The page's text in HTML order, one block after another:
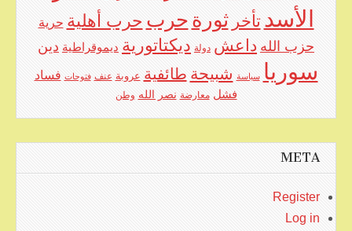
الأسد تأخر ثورة حرب حرب أهلية حرية
حزب الله داعش دولة ديكتاتورية ديموقراطية دين
سوريا سياسة شبيحة طائفية عروبة عنف فتوحات فساد
فشل معارضة نصر الله وطن
META
Register
Log in